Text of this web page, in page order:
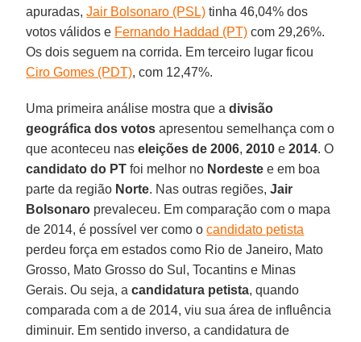
apuradas,Jair Bolsonaro (PSL) tinha 46,04% dos
votos válidos e Fernando Haddad (PT) com 29,26%.
Os dois seguem na corrida. Em terceiro lugar ficou
Ciro Gomes (PDT), com 12,47%.
Uma primeira análise mostra que adivisão
geográfica dos votos apresentou semelhança com o
que aconteceu naseleições de 2006,2010 e2014. O
candidato do PT foi melhor no Nordeste e em boa
parte da região Norte. Nas outras regiões,Jair
Bolsonaro prevaleceu. Em comparação com o mapa
de 2014, é possível ver como ocandidato petista
perdeu força em estados como Rio de Janeiro, Mato
Grosso, Mato Grosso do Sul, Tocantins e Minas
Gerais. Ou seja, acandidatura petista, quando
comparada com a de 2014, viu sua área de influência
diminuir. Em sentido inverso, a candidatura de